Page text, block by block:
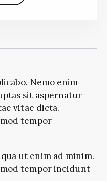
Nemo enim
sit aspernatur
vitae dicta.
tempor
ut enim ad minim.
tempor incidunt